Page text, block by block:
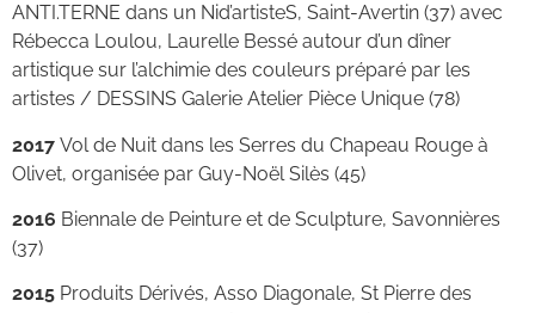
ANTI.TERNE dans un Nid’artisteS, Saint-Avertin (37) avec
Rébecca Loulou, Laurelle Bessé autour d’un dîner
artistique sur l’alchimie des couleurs préparé par les
artistes / DESSINS Galerie Atelier Pièce Unique (78)
2017 Vol de Nuit dans les Serres du Chapeau Rouge à
Olivet, organisée par Guy-Noël Silès (45)
2016 Biennale de Peinture et de Sculpture, Savonnières
(37)
2015 Produits Dérivés, Asso Diagonale, St Pierre des